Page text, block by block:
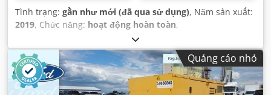
Tình trạng: gần như mới (đã qua sử dụng), Năm sản xuất:
2019, Chức năng: hoạt động hoàn toàn,
Quảng cáo nhỏ